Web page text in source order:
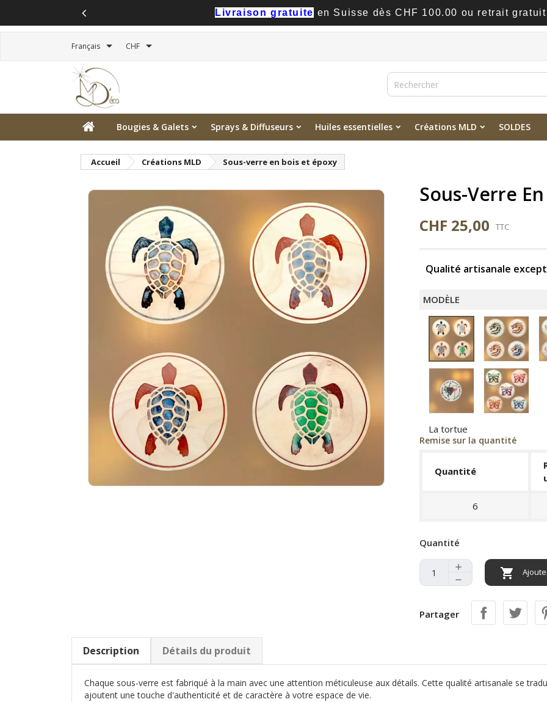
Livraison gratuite en Suisse dès CHF 100.00 ou retrait gratuit
Français  CHF 
Bougies & Galets Sprays & Diffuseurs Huiles essentielles Créations MLD SOLDES
Accueil Créations MLD Sous-verre en bois et époxy
Sous-Verre
CHF 25,00 TTC
Qualité artisanale
MODÈLE
Tortue
Apéro
La tortue
Remise sur la quantité
Quantité
6
Quantité

Partager
Description Détails du produit
Chaque sous-verre est fabriqué à la main avec une attention méticuleuse aux détails. Cette qualité artisanale se
ajoutent une touche d'authenticité et de caractère à votre espace de vie.